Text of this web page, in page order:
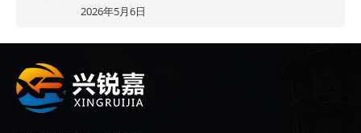
2026年5月6日